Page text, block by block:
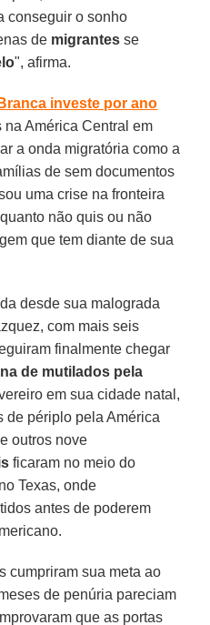
conseguir o sonho
de migrantes se
", afirma.
investe por ano
na América Central em
a onda migratória como a
de sem documentos
uma crise na fronteira
não quis ou não
que tem diante de sua
desde sua malograda
com mais seis
finalmente chegar
de mutilados pela
em sua cidade natal,
de périplo pela América
outros nove
ficaram no meio do
Texas, onde
antes de poderem
cumpriram sua meta ao
de penúria pareciam
que as portas